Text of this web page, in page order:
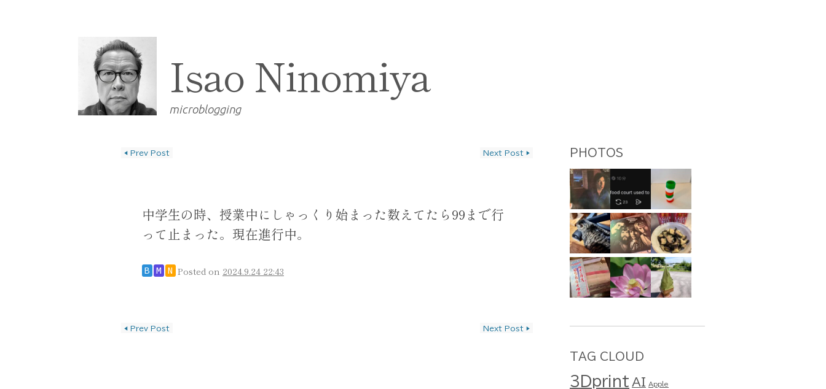
Isao Ninomiya
microblogging
◀ Prev Post Next Post ▶
中学生の時、授業中にしゃっくり始まった数えてたら99まで行
って止まった。現在進行中。
B M N Posted on 2024.9.24 22:43
投稿ナビゲーション
◀ Prev Post Next Post ▶
PHOTOS
TAG CLOUD
3Dprint AI Apple